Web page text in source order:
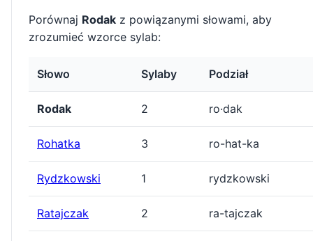
Porównaj Rodak z powiązanymi słowami, aby
zrozumieć wzorce sylab:
Słowo Sylaby Podział
Rodak 2 ro·dak
Rohatka 3 ro-hat-ka
Rydzkowski 1 rydzkowski
Ratajczak 2 ra-tajczak